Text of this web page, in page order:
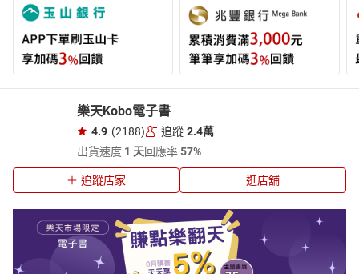
樂天Kobo電子書
4.9 (2188) 追蹤 2.4萬
出貨速度 1 天回應率57%
追蹤店家 逛店舖